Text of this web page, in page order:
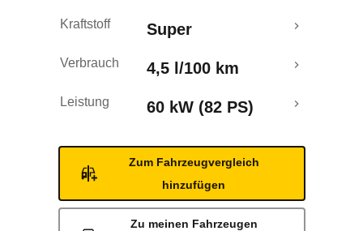
Kraftstoff Super
Verbrauch 4,5 l/100 km
Leistung 60 kW (82 PS)
Zum Fahrzeugvergleich
hinzufügen
Zu meinen Fahrzeugen